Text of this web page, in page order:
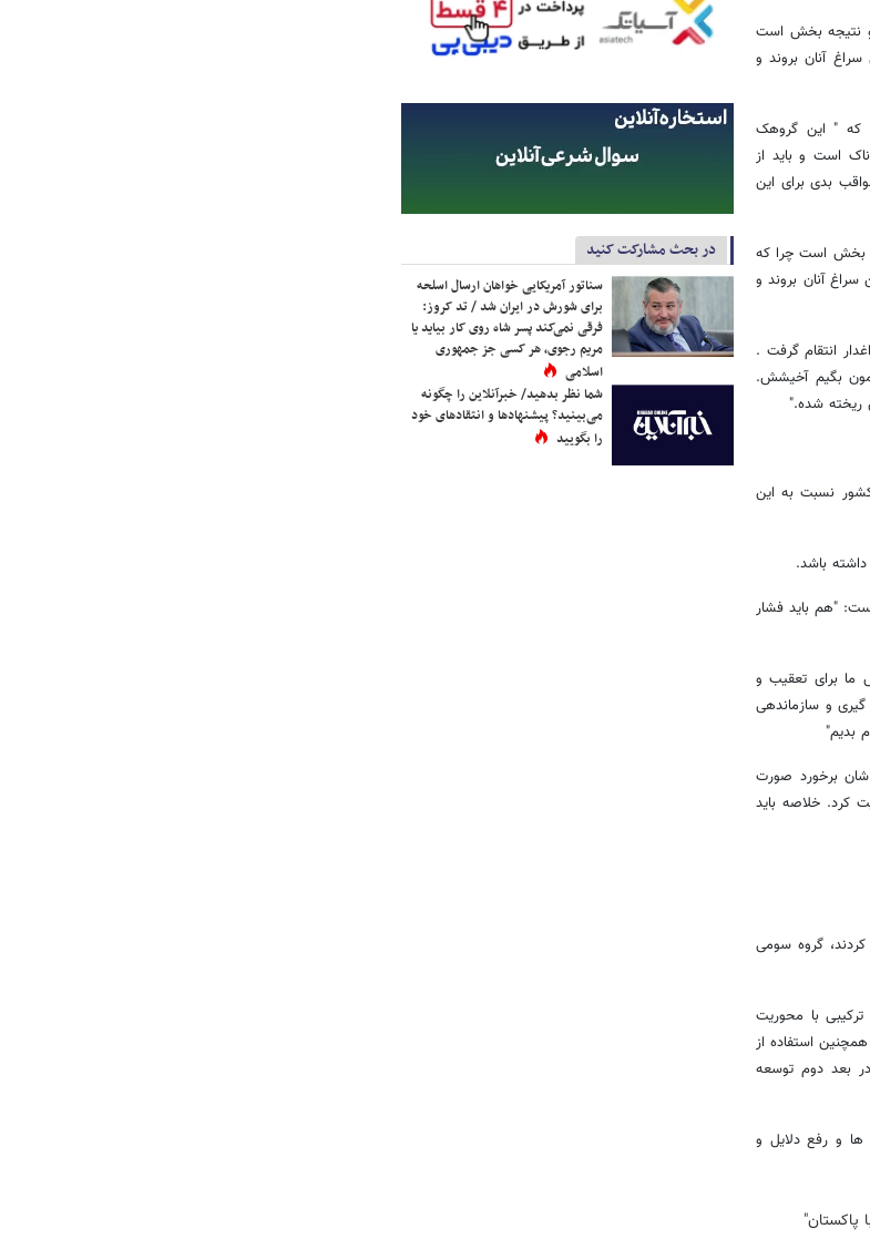
و نتیجه بخش است
آنان بروند و
که " این گروهک
است و باید از
بدی برای این
بخش است چرا که
آنان بروند و
انتقام گرفت .
بگیم آخیشش.
ریخته شده."
کشور نسبت به این
داشته باشد.
"هم باید فشار
ما برای تعقیب و
گیری و سازماندهی
بدیم"
برخورد صورت
کرد. خلاصه باید
گروه سومی
ترکیبی با محوریت
استفاده از
بعد دوم توسعه
و رفع دلایل و
پاکستان"
در بحث مشارکت کنید
سناتور آمریکایی خواهان ارسال اسلحه
برای شورش در ایران شد / تد کروز:
فرقی نمی‌کند پسر شاه روی کار بیاید یا
مریم رجوی، هر کسی جز جمهوری
اسلامی
شما نظر بدهید/ خبرآنلاین را چگونه
می‌بینید؟ پیشنهادها و انتقادهای خود
را بگویید